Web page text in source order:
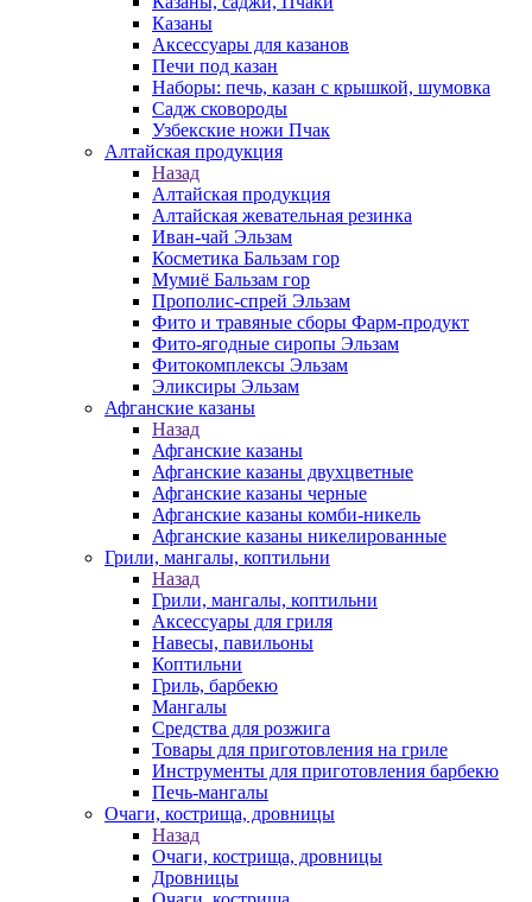
Казаны
Аксессуары для казанов
Печи под казан
Наборы: печь, казан с крышкой, шумовка
Садж сковороды
Узбекские ножи Пчак
Алтайская продукция
Назад
Алтайская продукция
Алтайская жевательная резинка
Иван-чай Эльзам
Косметика Бальзам гор
Мумиё Бальзам гор
Прополис-спрей Эльзам
Фито и травяные сборы Фарм-продукт
Фито-ягодные сиропы Эльзам
Фитокомплексы Эльзам
Эликсиры Эльзам
Афганские казаны
Назад
Афганские казаны
Афганские казаны двухцветные
Афганские казаны черные
Афганские казаны комби-никель
Афганские казаны никелированные
Грили, мангалы, коптильни
Назад
Грили, мангалы, коптильни
Аксессуары для гриля
Навесы, павильоны
Коптильни
Гриль, барбекю
Мангалы
Средства для розжига
Товары для приготовления на гриле
Инструменты для приготовления барбекю
Печь-мангалы
Очаги, кострища, дровницы
Назад
Очаги, кострища, дровницы
Дровницы